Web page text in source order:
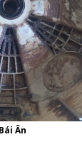
Ân